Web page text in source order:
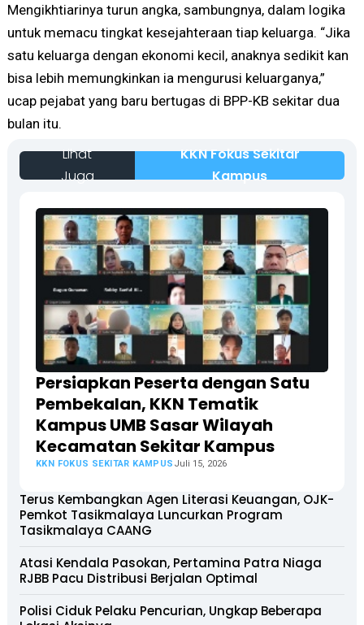
Mengikhtiarinya turun angka, sambungnya, dalam logika
untuk memacu tingkat kesejahteraan tiap keluarga. “Jika
satu keluarga dengan ekonomi kecil, anaknya sedikit kan
bisa lebih memungkinkan ia mengurusi keluarganya,”
ucap pejabat yang baru bertugas di BPP-KB sekitar dua
bulan itu.
Lihat
Juga
KKN Fokus Sekitar
Kampus
Persiapkan Peserta dengan Satu
Pembekalan, KKN Tematik
Kampus UMB Sasar Wilayah
Kecamatan Sekitar Kampus
KKN FOKUS SEKITAR KAMPUS Juli 15, 2026
Terus Kembangkan Agen Literasi Keuangan, OJK-
Pemkot Tasikmalaya Luncurkan Program
Tasikmalaya CAANG
Atasi Kendala Pasokan, Pertamina Patra Niaga
RJBB Pacu Distribusi Berjalan Optimal
Polisi Ciduk Pelaku Pencurian, Ungkap Beberapa